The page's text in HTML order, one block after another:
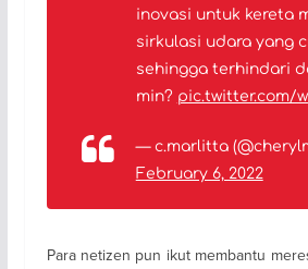
inovasi untuk kereta
sirkulasi udara yang
sehingga terhindari
min? pic.twitter.com/
— c.marlitta
February 6, 2022
Para netizen pun ikut membantu